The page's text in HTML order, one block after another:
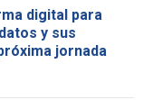
digital para
y sus
jornada